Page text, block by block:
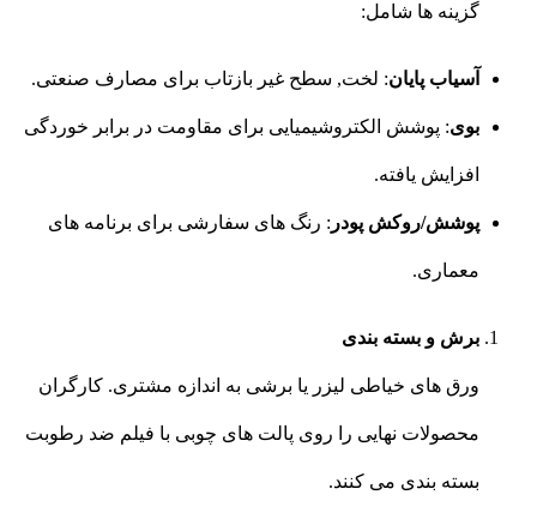
گزینه ها شامل:
آسیاب پایان: لخت, سطح غیر بازتاب برای مصارف صنعتی.
بوی: پوشش الکتروشیمیایی برای مقاومت در برابر خوردگی
افزایش یافته.
پوشش/روکش پودر : رنگ های سفارشی برای برنامه های
معماری.
برش و بسته بندی
ورق های خیاطی لیزر یا برشی به اندازه مشتری. کارگران
محصولات نهایی را روی پالت های چوبی با فیلم ضد رطوبت
بسته بندی می کنند.